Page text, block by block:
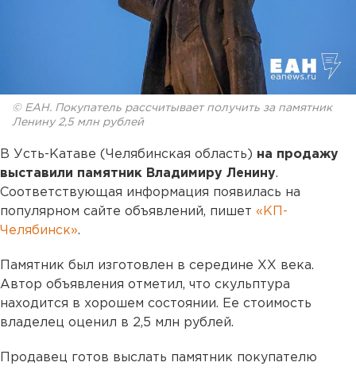
© ЕАН. Покупатель рассчитывает получить за памятник
Ленину 2,5 млн рублей
В Усть-Катаве (Челябинская область) на продажу
выставили памятник Владимиру Ленину.
Соответствующая информация появилась на
популярном сайте объявлений, пишет «КП-
Челябинск».
Памятник был изготовлен в середине XX века.
Автор объявления отметил, что скульптура
находится в хорошем состоянии. Ее стоимость
владелец оценил в 2,5 млн рублей.
Продавец готов выслать памятник покупателю